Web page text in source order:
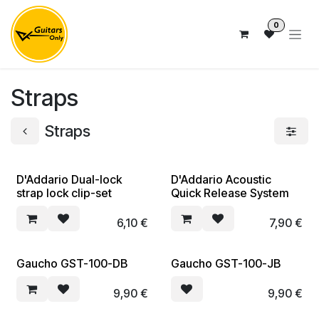
Overslaan naar inhoud
0
Straps
Straps
D'Addario Dual-lock
strap lock clip-set
6,10€
D'Addario Acoustic
Quick Release System
7,90€
Gaucho GST-100-DB
9,90€
Gaucho GST-100-JB
9,90€